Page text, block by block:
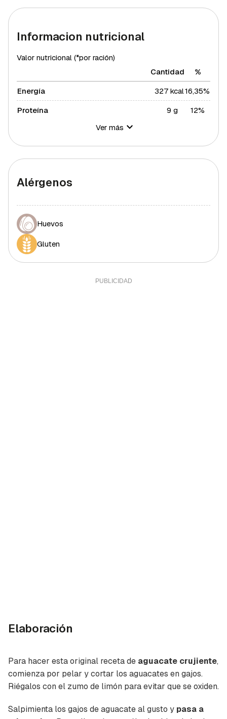
Informacion nutricional
Valor nutricional (*por ración)
Cantidad
%
Energía
327 kcal16,35%
Proteína
9 g
12%
Azúcares
1 g
2%
Grasa saturada
Grasa polisaturada
3 g
27,27%
Grasa monosaturada
Colesterol
Fibra
2 g
6,67%
Ver más
Alérgenos
Huevos
Gluten
Elaboración
Para hacer esta original receta de aguacate crujiente,
comienza por pelar y cortar los aguacates en gajos.
Riégalos con el zumo de limón para evitar que se oxiden.
Salpimienta los gajos de aguacate al gusto y pasa a